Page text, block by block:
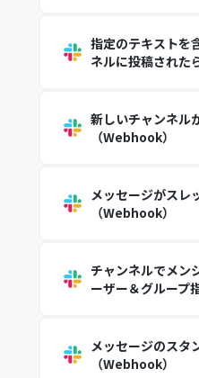
指定のテキストを
ネルに投稿された
新しいチャンネル
（Webhook）
メッセージがスレ
（Webhook）
チャンネルでメン
ーザー＆グループ
メッセージのスタ
（Webhook）